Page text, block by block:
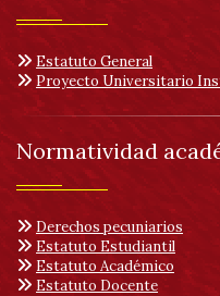
Estatuto General
Proyecto Universitario
Normatividad
Derechos pecuniarios
Estatuto Estudiantil
Estatuto Académico
Estatuto Docente